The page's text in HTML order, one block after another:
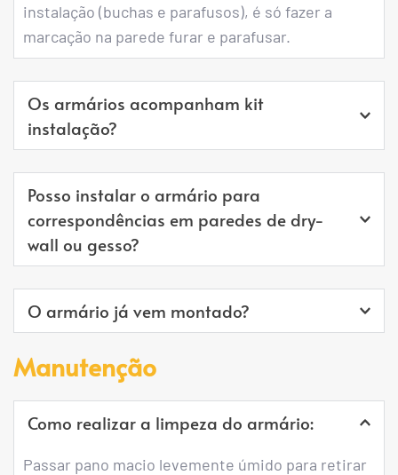
instalação (buchas e parafusos), é só fazer a
marcação na parede furar e parafusar.
Os armários acompanham kit
instalação?
Os armários para correspondência acompanham
o kit instalação completo (Buchas e Parafusos).
Posso instalar o armário para
correspondências em paredes de dry-
wall ou gesso?
Recomendamos a instalação apenas em paredes
estruturais. Prestar atenção a possíveis
encanamentos e/ou conduítes que possam
conter na parede.
O armário já vem montado?
Sim. De acordo com o projeto de necessidade
desenvolvido para cada condomínio.
Manutenção
Como realizar a limpeza do armário:
Passar pano macio levemente úmido para retirar